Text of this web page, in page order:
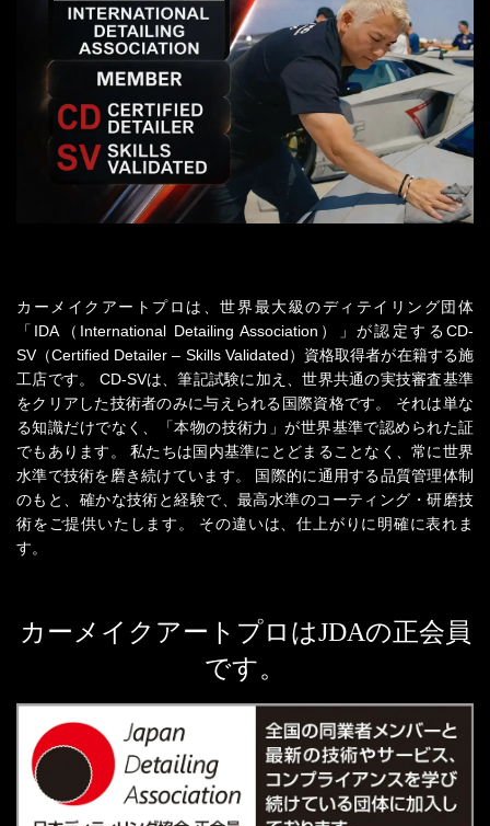
カーメイクアートプロは、世界最大級のディテイリング団体
「IDA（International Detailing Association）」が認定するCD-
SV（Certified Detailer – Skills Validated）資格取得者が在籍する施
工店です。
CD-SVは、筆記試験に加え、世界共通の実技審査基準
をクリアした技術者のみに与えられる国際資格です。
それは単な
る知識だけでなく、「本物の技術力」が世界基準で認められた証
でもあります。
私たちは国内基準にとどまることなく、常に世界
水準で技術を磨き続けています。
国際的に通用する品質管理体制
のもと、確かな技術と経験で、最高水準のコーティング・研磨技
術をご提供いたします。
その違いは、仕上がりに明確に表れま
す。
カーメイクアートプロはJDAの正会員
です。